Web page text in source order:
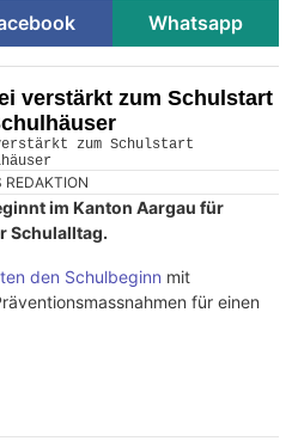
Whatsapp
verstärkt zum Schulstart
REDAKTION
im Kanton Aargau für
Schulalltag.
den Schulbeginn mit
für einen